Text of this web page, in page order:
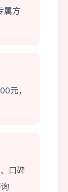
属方
元，
口碑